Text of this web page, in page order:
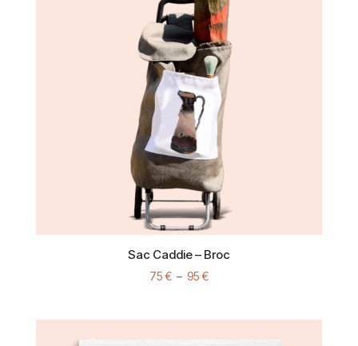
42 €
Sac Caddie – Broc
75€ – 95€Plage
prix :
75 €